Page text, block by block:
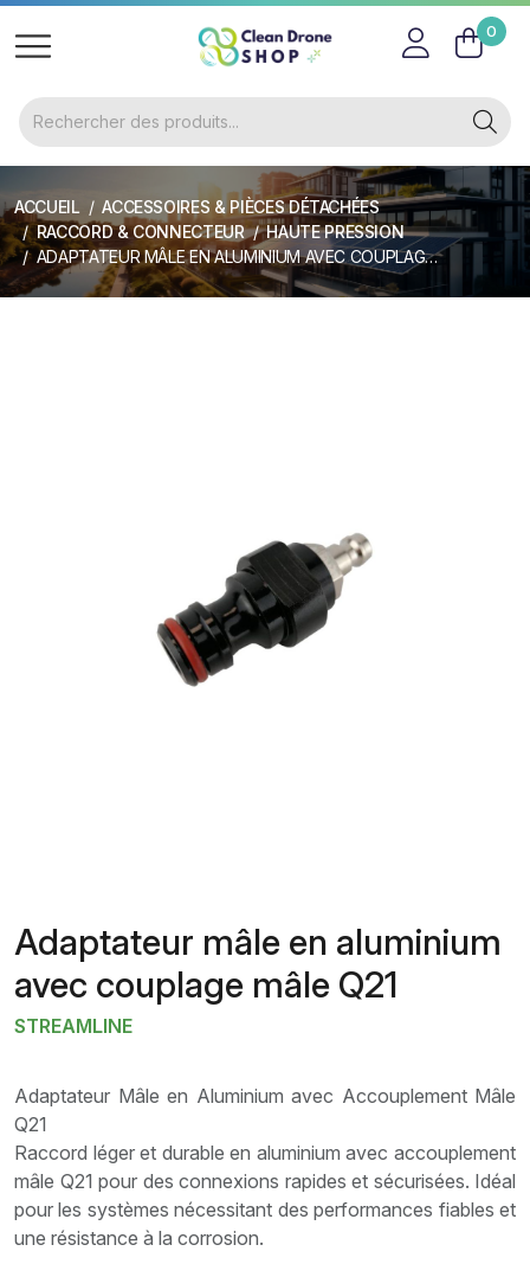
0
ACCUEIL
ACCESSOIRES & PIÈCES DÉTACHÉES
RACCORD & CONNECTEUR
HAUTE PRESSION
ADAPTATEUR MÂLE EN ALUMINIUM AVEC COUPLAGE MÂLE Q21
Adaptateur mâle en aluminium
avec couplage mâle Q21
STREAMLINE
Adaptateur Mâle en Aluminium avec Accouplement Mâle
Q21
Raccord léger et durable en aluminium avec accouplement
mâle Q21 pour des connexions rapides et sécurisées. Idéal
pour les systèmes nécessitant des performances fiables et
une résistance à la corrosion.